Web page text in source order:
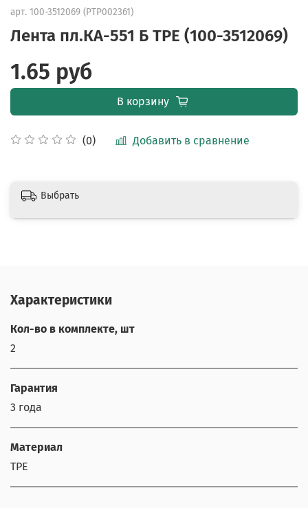
арт. 100-3512069 (PTP002361)
Лента пл.КА-551 Б TPE (100-3512069)
(0) Добавить в сравнение
1.65 руб
В корзину
Выбрать
Характеристики
Кол-во в комплекте, шт
2
Гарантия
3 года
Материал
TPE